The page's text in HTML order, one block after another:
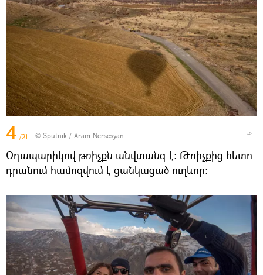
4 /21 © Sputnik / Aram Nersesyan
Օդապարիկով թռիչքն անվտանգ է։ Թռիչքից հետո
դրանում համոզվում է ցանկացած ուղևոր։